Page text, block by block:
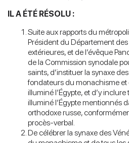
IL A ÉTÉ RÉSOLU :
Suite aux rapports du
Président du Département
extérieures, et de l’évêque
de la Commission synodale
saints, d’instituer la synaxe
fondateurs du monachisme et
illuminé l’Égypte, et d’y
illuminé l’Égypte mentionnés
orthodoxe russe,
procès-verbal.
De célébrer la synaxe des